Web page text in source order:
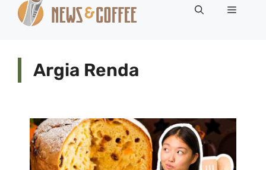
contenuto
Menu
Argia Renda